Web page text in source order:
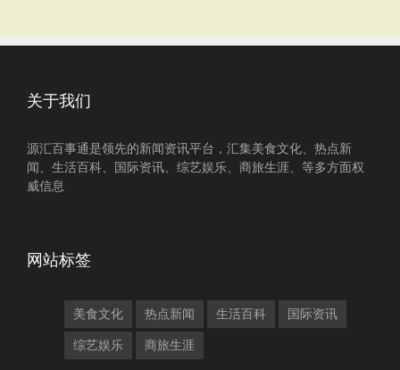
关于我们
源汇百事通是领先的新闻资讯平台，汇集美食文化、热点新
闻、生活百科、国际资讯、综艺娱乐、商旅生涯、等多方面权
威信息
网站标签
美食文化 热点新闻 生活百科 国际资讯
综艺娱乐 商旅生涯